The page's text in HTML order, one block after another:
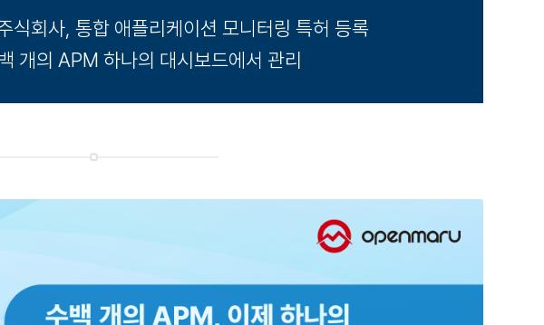
식회사, 통합 애플리케이션 모니터링 특허 등록
개의 APM 하나의 대시보드에서 관리